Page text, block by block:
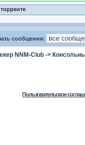
сообщения:
NNM-Club ->
Пользовательское